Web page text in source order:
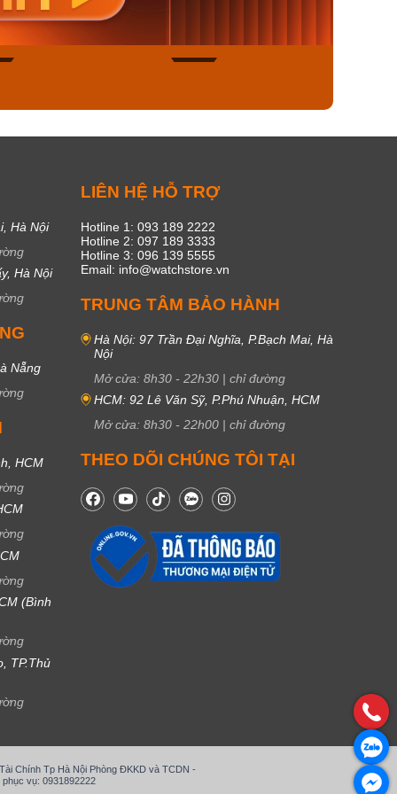
Hà Nội
Hà Nội
Nẵng
HCM
(Bình
TP.Thủ
LIÊN HỆ HỖ TRỢ
Hotline 1: 093 189 2222
Hotline 2: 097 189 3333
Hotline 3: 096 139 5555
Email: info@watchstore.vn
TRUNG TÂM BẢO HÀNH
Hà Nội: 97 Trần Đại Nghĩa, P.Bạch Mai, Hà
Nội
Mở cửa: 8h30 - 22h30 | chỉ đường
HCM: 92 Lê Văn Sỹ, P.Phú Nhuận, HCM
Mở cửa: 8h30 - 22h00 | chỉ đường
THEO DÕI CHÚNG TÔI TẠI
Chính Tp Hà Nội Phòng ĐKKD và TCDN -
vụ: 0931892222